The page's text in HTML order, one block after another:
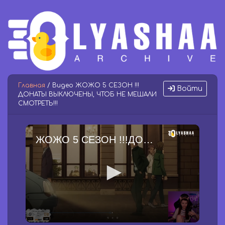
Войти
Главная / Видео ЖОЖО 5 СЕЗОН !!!
ДОНАТЫ ВЫКЛЮЧЕНЫ, ЧТОБ НЕ МЕШАЛИ
СМОТРЕТЬ!!!
ЖОЖО 5 СЕЗОН !!!ДОНАТЫ ВЫКЛЮЧЕНЫ, ЧТОБ НЕ МЕШАЛИ СМОТРЕТЬ!!!